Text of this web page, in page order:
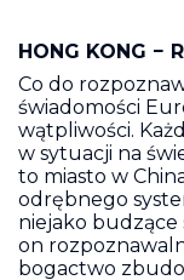
HONG KONG −
Co do
świadomości
wątpliwości.
w sytuacji na
to miasto w
odrębnego
niejako budzące
on
bogactwo